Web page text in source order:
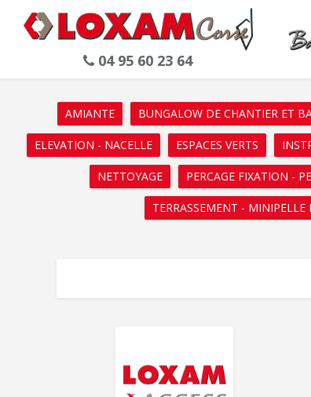
04 95 60 23 64
AMIANTE BUNGALOW DE CHANTIER ET
ELEVATION - NACELLE ESPACES VERTS
NETTOYAGE PERCAGE FIXATION -
TERRASSEMENT - MINIPELLE